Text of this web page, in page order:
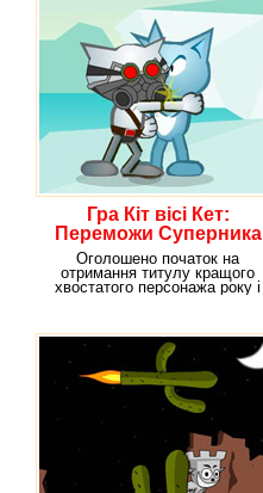
Гра Кіт вісі Кет:
Переможи Суперника
Оголошено початок на
отримання титулу кращого
хвостатого персонажа року і